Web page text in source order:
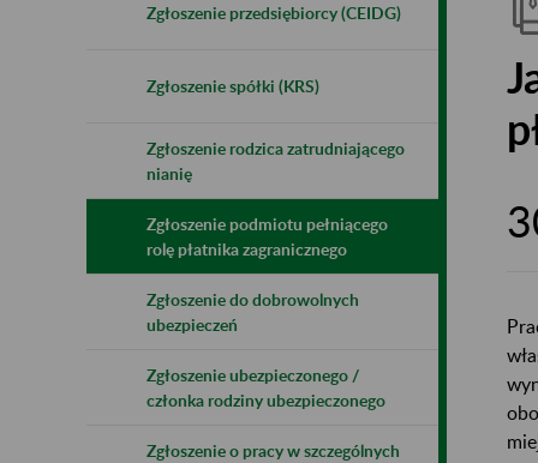
Zgłoszenie przedsiębiorcy (CEIDG)
Zgłoszenie spółki (KRS)
Zgłoszenie rodzica zatrudniającego
nianię
Zgłoszenie podmiotu pełniącego
rolę płatnika zagranicznego
Zgłoszenie do dobrowolnych
ubezpieczeń
Zgłoszenie ubezpieczonego /
członka rodziny ubezpieczonego
Zgłoszenie o pracy w szczególnych